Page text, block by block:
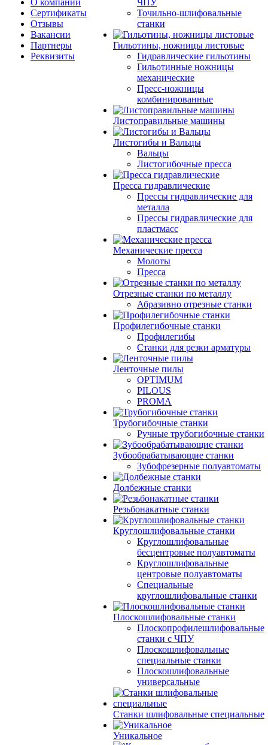
О компании
Сертификаты
Отзывы
Вакансии
Партнеры
Реквизиты
ЧПУ
Точильно-шлифовальные
станки
Гильотины, ножницы листовые
Гидравлические гильотины
Гильотинные ножницы
механические
Пресс-ножницы
комбинированные
Листоправильные машины
Листогибы и Вальцы
Вальцы
Листогибочные пресса
Пресса гидравлические
Прессы гидравлические для
металла
Прессы гидравлические для
пластмасс
Механические пресса
Молоты
Пресса
Отрезные станки по металлу
Абразивно отрезные станки
Профилегибочные станки
Профилегибы
Станки для резки арматуры
Ленточные пилы
OPTIMUM
PILOUS
PROMA
Трубогибочные станки
Ручные трубогибочные станки
Зубообрабатывающие станки
Зубофрезерные полуавтоматы
Долбежные станки
Резьбонакатные станки
Круглошлифовальные станки
Круглошлифовальные
бесцентровые полуавтоматы
Круглошлифовальные
центровые полуавтоматы
Специальные
круглошлифовальные станки
Плоскошлифовальные станки
Плоскопрофилешлифовальные
станки с ЧПУ
Плоскошлифовальные
специальные станки
Плоскошлифовальные
универсальные
Станки шлифовальные специальные
Уникальное